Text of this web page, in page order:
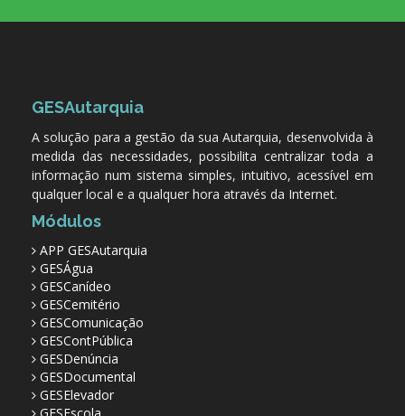
GESAutarquia
A solução para a gestão da sua Autarquia, desenvolvida à
medida das necessidades, possibilita centralizar toda a
informação num sistema simples, intuitivo, acessível em
qualquer local e a qualquer hora através da Internet.
Módulos
APP GESAutarquia
GESÁgua
GESCanídeo
GESCemitério
GESComunicação
GESContPública
GESDenúncia
GESDocumental
GESElevador
GESEscola